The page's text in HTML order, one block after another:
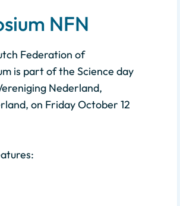
NFN
Federation of
is part of the Science day
Nederland,
on Friday October 12